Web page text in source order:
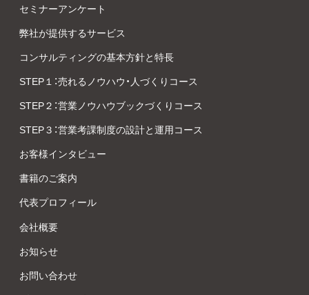
セミナーアンケート
弊社が提供するサービス
コンサルティングの基本方針と特長
STEP１：売れるノウハウ・人づくりコース
STEP２：営業ノウハウブックづくりコース
STEP３：営業考課制度の設計と運用コース
お客様インタビュー
書籍のご案内
代表プロフィール
会社概要
お知らせ
お問い合わせ